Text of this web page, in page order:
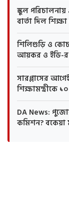
স্কুল পরিচালনায়
বার্তা দিল শিক্ষা
শিলিগুড়ি ও
আয়কর ও ইডি-র
সারপ্লাসের
শিক্ষামন্ত্রীকে
DA News:
কমিশন? বকেয়া